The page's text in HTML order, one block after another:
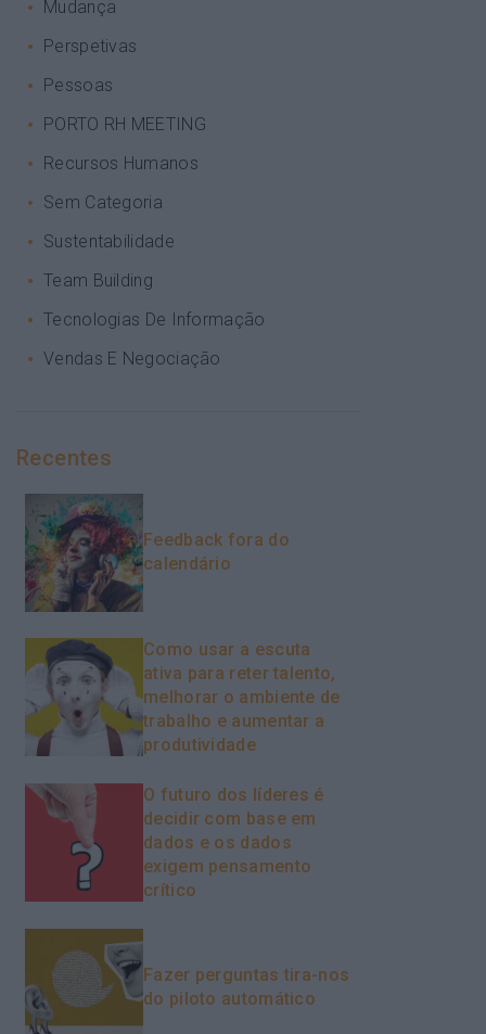
Mudança
Perspetivas
Pessoas
PORTO RH MEETING
Recursos Humanos
Sem Categoria
Sustentabilidade
Team Building
Tecnologias De Informação
Vendas E Negociação
Recentes
Feedback fora do
calendário
Como usar a escuta
ativa para reter talento,
melhorar o ambiente de
trabalho e aumentar a
produtividade
O futuro dos líderes é
decidir com base em
dados e os dados
exigem pensamento
crítico
Fazer perguntas tira-nos
do piloto automático